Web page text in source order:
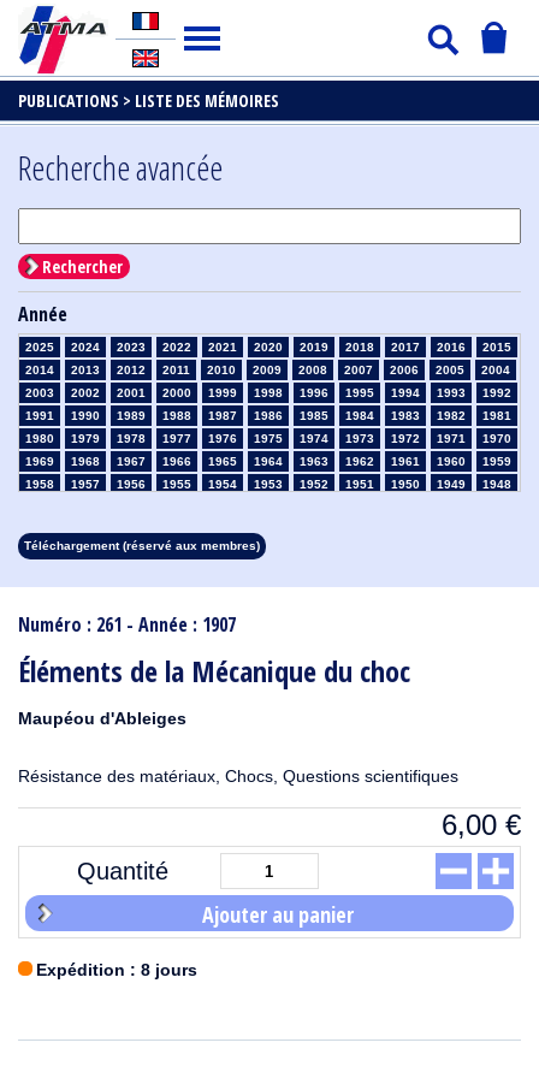
PUBLICATIONS > LISTE DES MÉMOIRES
Numéro : 261 - Année : 1907
Éléments de la Mécanique du choc
Maupéou d'Ableiges
Résistance des matériaux, Chocs, Questions scientifiques
6,00 €
Quantité
Ajouter au panier
Expédition : 8 jours
Recherche avancée
Rechercher
Année
2025 2024 2023 2022 2021 2020 2019 2018 2017 2016
2015
2014
2013 2012 2011 2010 2009 2008 2007 2006 2005
2004
2003
2002 2001 2000 1999 1998 1996 1995 1994 1993
1992
1991
1990 1989 1988 1987 1986 1985 1984 1983 1982
1981
1980
1979 1978 1977 1976 1975 1974 1973 1972 1971
1970
1969
1968 1967 1966 1965 1964 1963 1962 1961 1960
1959
1958
1957 1956 1955 1954 1953 1952 1951 1950 1949
1948
1913
1912 1911 1910 1909 1908
Téléchargement (réservé aux membres)